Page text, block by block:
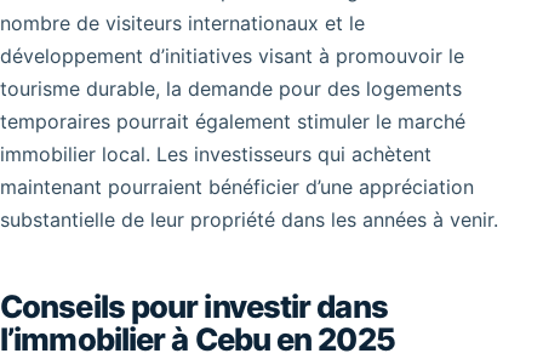
nombre de visiteurs internationaux et le
développement d’initiatives visant à promouvoir le
tourisme durable, la demande pour des logements
temporaires pourrait également stimuler le marché
immobilier local. Les investisseurs qui achètent
maintenant pourraient bénéficier d’une appréciation
substantielle de leur propriété dans les années à venir.
Conseils pour investir dans
l’immobilier à Cebu en 2025